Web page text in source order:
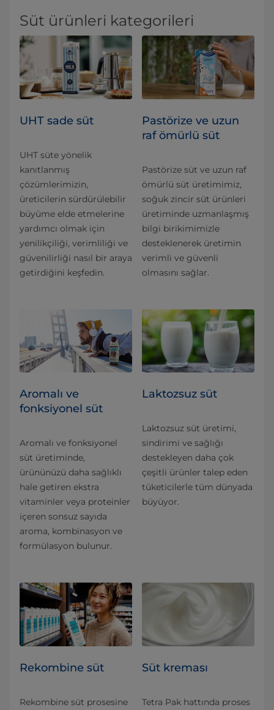
Süt ürünleri kategorileri
UHT sade süt
UHT süte yönelik
kanıtlanmış
çözümlerimizin,
üreticilerin sürdürülebilir
büyüme elde etmelerine
yardımcı olmak için
yenilikçiliği, verimliliği ve
güvenilirliği nasıl bir araya
getirdiğini keşfedin.
Pastörize ve uzun
raf ömürlü süt
Pastörize süt ve uzun raf
ömürlü süt üretimimiz,
soğuk zincir süt ürünleri
üretiminde uzmanlaşmış
bilgi birikimimizle
desteklenerek üretimin
verimli ve güvenli
olmasını sağlar.
Aromalı ve
fonksiyonel süt
Aromalı ve fonksiyonel
süt üretiminde,
ürününüzü daha sağlıklı
hale getiren ekstra
vitaminler veya proteinler
içeren sonsuz sayıda
aroma, kombinasyon ve
formülasyon bulunur.
Laktozsuz süt
Laktozsuz süt üretimi,
sindirimi ve sağlığı
destekleyen daha çok
çeşitli ürünler talep eden
tüketicilerle tüm dünyada
büyüyor.
Rekombine süt
Rekombine süt prosesine
Süt kreması
Tetra Pak hattında proses